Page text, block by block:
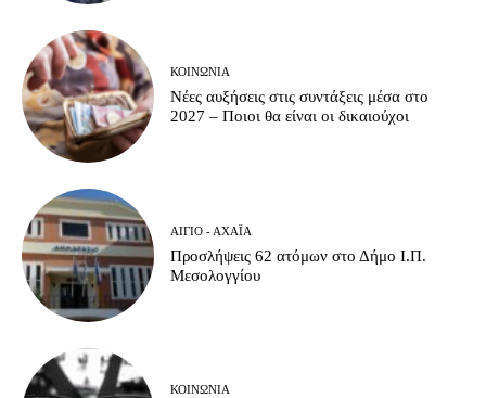
ΚΟΙΝΩΝΊΑ
Νέες αυξήσεις στις συντάξεις μέσα στο
2027 – Ποιοι θα είναι οι δικαιούχοι
ΑΊΓΙΟ - ΑΧΑΪ́Α
Προσλήψεις 62 ατόμων στο Δήμο Ι.Π.
Μεσολογγίου
ΚΟΙΝΩΝΊΑ